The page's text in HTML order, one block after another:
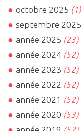
octobre 2025 (1)
septembre 2025
année 2025 (23)
année 2024 (52)
année 2023 (52)
année 2022 (52)
année 2021 (52)
année 2020 (53)